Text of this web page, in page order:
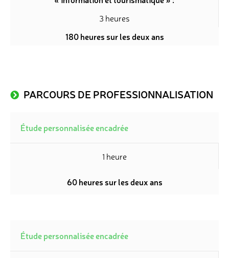
3 heures
180 heures sur les deux ans
PARCOURS DE PROFESSIONNALISATION
Étude personnalisée encadrée
1 heure
60 heures sur les deux ans
Étude personnalisée encadrée